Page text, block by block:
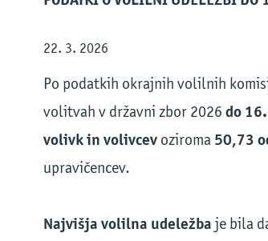
22. 3. 2026
Po podatkih okrajnih volilnih
volitvah v državni zbor 2026 do
volivk in volivcev oziroma 50,73
upravičencev.
Najvišja volilna udeležba je bila